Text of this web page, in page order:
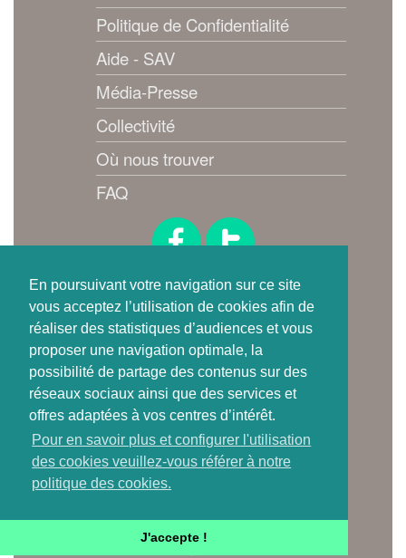
En poursuivant votre navigation sur ce site
vous acceptez l’utilisation de cookies afin de
réaliser des statistiques d’audiences et vous
proposer une navigation optimale, la
possibilité de partage des contenus sur des
réseaux sociaux ainsi que des services et
offres adaptées à vos centres d’intérêt.
Pour en savoir plus et configurer l'utilisation
des cookies veuillez-vous référer à notre
politique des cookies.
J'accepte !
Politique de Confidentialité
Aide - SAV
Média-Presse
Collectivité
Où nous trouver
FAQ
Suivez-nous !
Où trouver
une carte de tri ?
Je télécharge l'app mobile
iOS & Android